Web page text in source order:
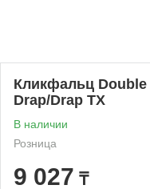
Кликфальц
Drap/Drap TX
В наличии
Розница
9 027 ₸